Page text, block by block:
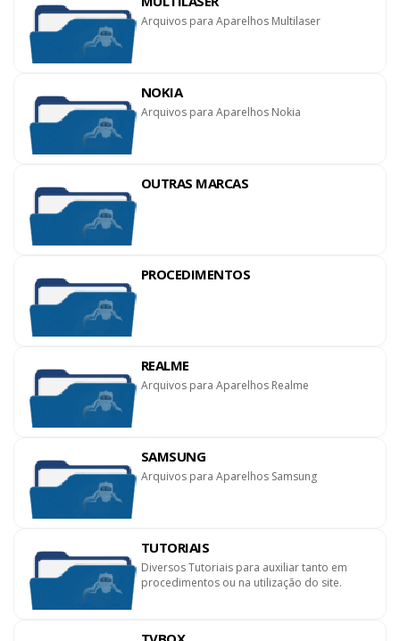
Arquivos para Aparelhos Multilaser
NOKIA
Arquivos para Aparelhos Nokia
OUTRAS MARCAS
PROCEDIMENTOS
REALME
Arquivos para Aparelhos Realme
SAMSUNG
Arquivos para Aparelhos Samsung
TUTORIAIS
Diversos Tutoriais para auxiliar tanto em
procedimentos ou na utilização do site.